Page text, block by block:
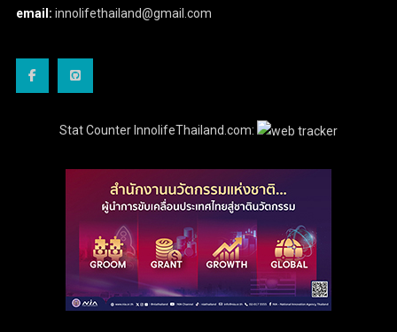
email: innolifethailand@gmail.com
Stat Counter InnolifeThailand.com: